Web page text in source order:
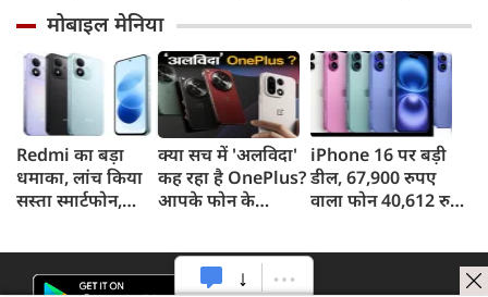
लिए प्रतिबद्ध है
सरकार
शर्त
हनीट्रैफ का शिकार,
गिरफ्तार
का
करोड़
मोबाइल मेनिया
Redmi का बड़ा
धमाका, लांच किया
सस्ता स्मार्टफोन,
क्या सच में 'अलविदा'
कह रहा है OnePlus?
आपके फोन के
iPhone 16 पर बड़ी
डील, 67,900 रुपए
वाला फोन 40,612 रुपए